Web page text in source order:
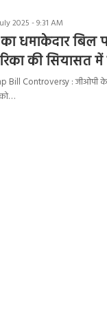
2025 - 9:31 AM
का धमाकेदार बिल
की सियासत
Bill Controversy : जीओपी के